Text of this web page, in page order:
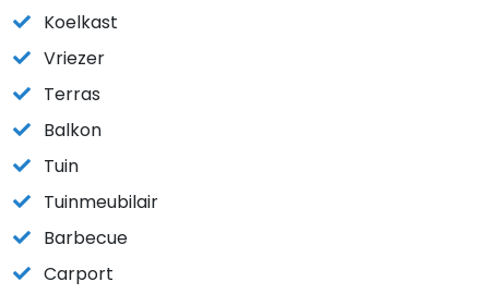
Koelkast
Vriezer
Terras
Balkon
Tuin
Tuinmeubilair
Barbecue
Carport